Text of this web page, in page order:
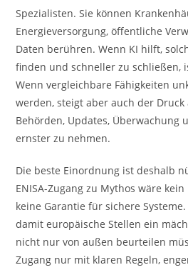
Spezialisten. Sie können
Energieversorgung, öffentliche
Daten berühren. Wenn KI hilft,
finden und schneller zu schließen,
Wenn vergleichbare Fähigkeiten
werden, steigt aber auch der
Behörden, Updates, Überwachung
ernster zu nehmen.
Die beste Einordnung ist deshalb
ENISA-Zugang zu Mythos wäre
keine Garantie für sichere
damit europäische Stellen ein
nicht nur von außen beurteilen
Zugang nur mit klaren Regeln,